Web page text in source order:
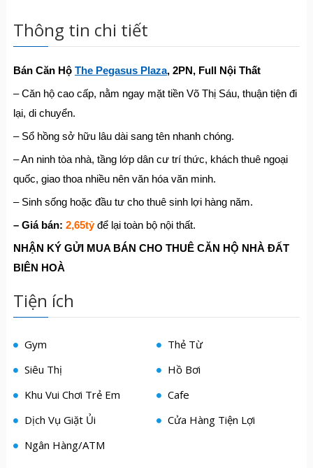
Thông tin chi tiết
Bán Căn Hộ The Pegasus Plaza, 2PN, Full Nội Thất
– Căn hộ cao cấp, nằm ngay mặt tiền Võ Thị Sáu, thuận tiện đi
lại, di chuyển.
– Sổ hồng sở hữu lâu dài sang tên nhanh chóng.
– An ninh tòa nhà, tầng lớp dân cư trí thức, khách thuê ngoại
quốc, giao thoa nhiều nên văn hóa văn minh.
– Sinh sống hoặc đầu tư cho thuê sinh lợi hàng năm.
– Giá bán: 2,65tỷ để lại toàn bộ nội thất.
NHẬN KÝ GỬI MUA BÁN CHO THUÊ CĂN HỘ NHÀ ĐẤT
BIÊN HOÀ
Tiện ích
Gym
Thẻ Từ
Siêu Thị
Hồ Bơi
Khu Vui Chơi Trẻ Em
Cafe
Dịch Vụ Giặt Ủi
Cửa Hàng Tiện Lợi
Ngân Hàng/ATM